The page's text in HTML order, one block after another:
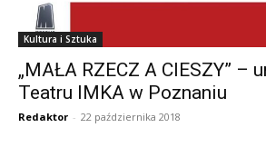
Kultura i Sztuka
„MAŁA RZECZ A CIESZY” –
Teatru IMKA w Poznaniu
Redaktor - 22 października 2018